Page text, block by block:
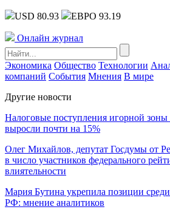
USD 80.93 ЕВРО 93.19
Онлайн журнал
Экономика Общество Технологии
компаний События Мнения В мире
Другие новости
Налоговые поступления игорной
выросли почти на 15%
Олег Михайлов, депутат Госдумы от
в число участников федерального
влиятельности
Мария Бутина укрепила позиции
РФ: мнение аналитиков